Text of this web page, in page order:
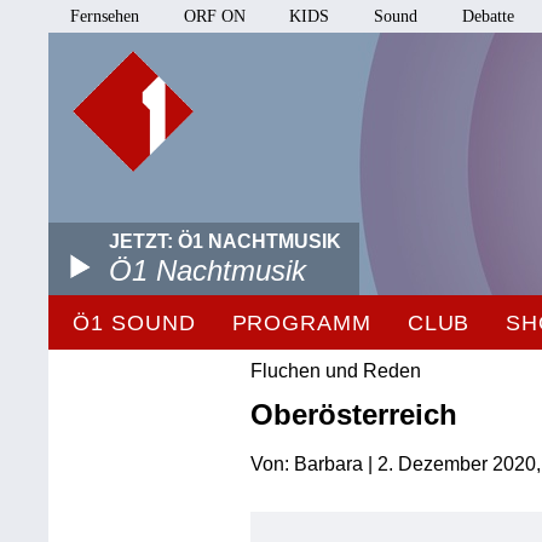
Fernsehen ORF ON KIDS Sound Debatte
JETZT: Ö1 NACHTMUSIK
Ö1 Nachtmusik
Ö1 SOUND PROGRAMM CLUB
Fluchen und Reden
Oberösterreich
Von: Barbara | 2. Dezember